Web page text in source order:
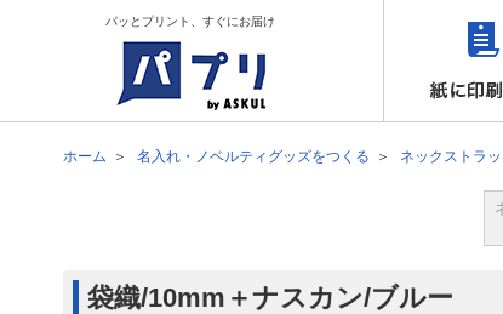
パッとプリント、すぐにお届け
ホーム 名入れ・ノベルティグッズをつくる ネックストラ
袋織/10mm＋ナスカン/ブルー